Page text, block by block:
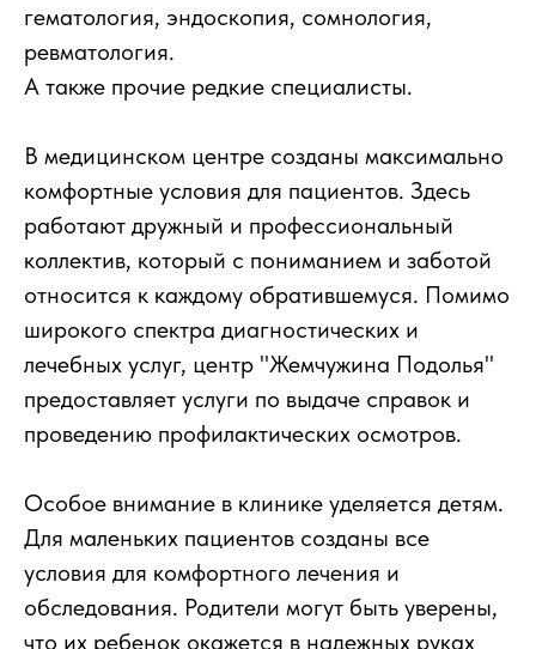
гематология, эндоскопия, сомнология,
ревматология.
А также прочие редкие специалисты.
В медицинском центре созданы максимально
комфортные условия для пациентов. Здесь
работают дружный и профессиональный
коллектив, который с пониманием и заботой
относится к каждому обратившемуся. Помимо
широкого спектра диагностических и
лечебных услуг, центр "Жемчужина Подолья"
предоставляет услуги по выдаче справок и
проведению профилактических осмотров.
Особое внимание в клинике уделяется детям.
Для маленьких пациентов созданы все
условия для комфортного лечения и
обследования. Родители могут быть уверены,
что их ребенок окажется в надежных руках